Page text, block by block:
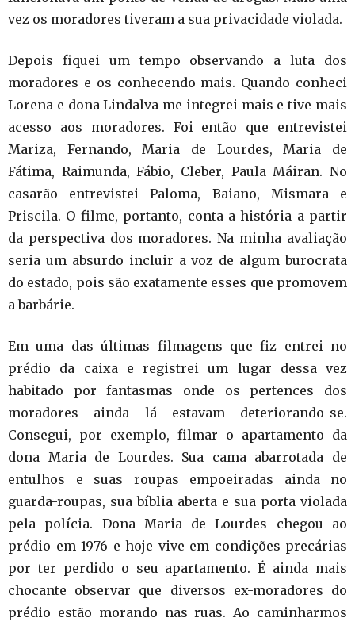
vez os moradores tiveram a sua privacidade violada.
Depois fiquei um tempo observando a luta dos
moradores e os conhecendo mais. Quando conheci
Lorena e dona Lindalva me integrei mais e tive mais
acesso aos moradores. Foi então que entrevistei
Mariza, Fernando, Maria de Lourdes, Maria de
Fátima, Raimunda, Fábio, Cleber, Paula Máiran. No
casarão entrevistei Paloma, Baiano, Mismara e
Priscila. O filme, portanto, conta a história a partir
da perspectiva dos moradores. Na minha avaliação
seria um absurdo incluir a voz de algum burocrata
do estado, pois são exatamente esses que promovem
a barbárie.
Em uma das últimas filmagens que fiz entrei no
prédio da caixa e registrei um lugar dessa vez
habitado por fantasmas onde os pertences dos
moradores ainda lá estavam deteriorando-se.
Consegui, por exemplo, filmar o apartamento da
dona Maria de Lourdes. Sua cama abarrotada de
entulhos e suas roupas empoeiradas ainda no
guarda-roupas, sua bíblia aberta e sua porta violada
pela polícia. Dona Maria de Lourdes chegou ao
prédio em 1976 e hoje vive em condições precárias
por ter perdido o seu apartamento. É ainda mais
chocante observar que diversos ex-moradores do
prédio estão morando nas ruas. Ao caminharmos